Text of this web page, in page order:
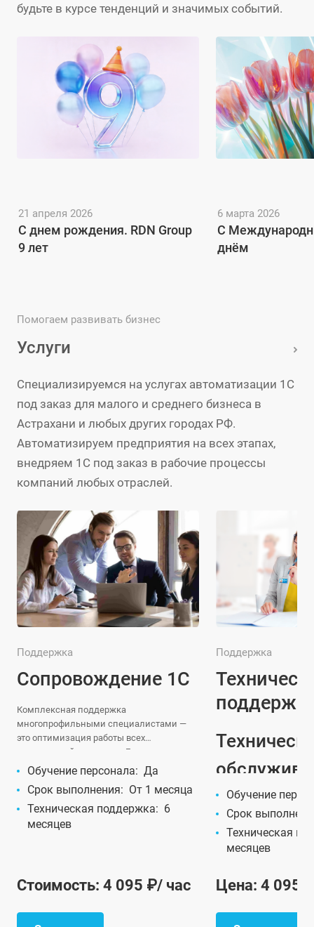
будьте в курсе тенденций и значимых событий.
C днем рождения. RDN Group
9 лет
21 апреля 2026
С
днём
6 марта 2026
Помогаем развивать бизнес
Услуги
Специализируемся на услугах автоматизации 1С
под заказ для малого и среднего бизнеса в
Астрахани и любых других городах РФ.
Автоматизируем предприятия на всех этапах,
внедряем 1С под заказ в рабочие процессы
компаний любых отраслей.
Поддержка
Сопровождение 1С
Комплексная поддержка
многопрофильными специалистами —
это оптимизация работы всех
направлений компании. Если
предприятие планирует развиваться, то
работа каждого отдела должна быть
автоматизирована.
Профессиональное оказание услуг по 1С
сопровождению по цене за час / за
месяц в специализированной фирме - это
выгодное решение и разумная
инвестиция в устойчивый рост и
Обучение персонала: Да
Срок выполнения: От 1 месяца
Техническая поддержка: 6
месяцев
Стоимость: 4 095 ₽/ час
Поддержка
Астрахани
Установка,
мониторинг
сервера, техническая
консультации.
Обучение
Срок
Техническая
месяцев
Цена: 4 095